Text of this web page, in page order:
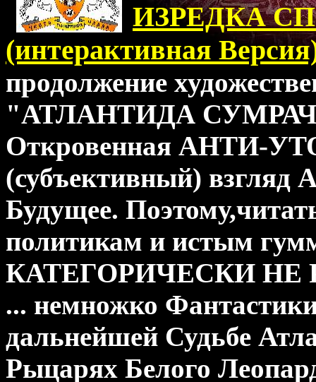
ИЗРЕДКА
(интерактивная
продолжение
"АТЛАНТИДА
Откровенная АНТИ-
(субъективный) взгляд
Будущее.
политикам и истым
КАТЕГОРИЧЕСКИ НЕ
... немножко
дальнейшей Судьбе
Рыцарях Белого